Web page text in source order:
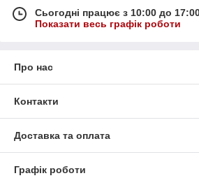
Сьогодні працює з 10:00 до
Показати весь графік роботи
Про нас
Контакти
Доставка та оплата
Графік роботи